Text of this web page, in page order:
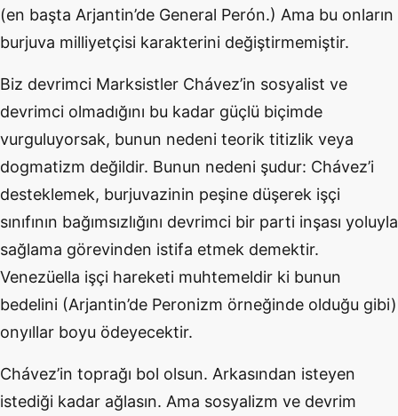
(en başta Arjantin’de General Perón.) Ama bu onların
burjuva milliyetçisi karakterini değiştirmemiştir.
Biz devrimci Marksistler Chávez’in sosyalist ve
devrimci olmadığını bu kadar güçlü biçimde
vurguluyorsak, bunun nedeni teorik titizlik veya
dogmatizm değildir. Bunun nedeni şudur: Chávez’i
desteklemek, burjuvazinin peşine düşerek işçi
sınıfının bağımsızlığını devrimci bir parti inşası yoluyla
sağlama görevinden istifa etmek demektir.
Venezüella işçi hareketi muhtemeldir ki bunun
bedelini (Arjantin’de Peronizm örneğinde olduğu gibi)
onyıllar boyu ödeyecektir.
Chávez’in toprağı bol olsun. Arkasından isteyen
istediği kadar ağlasın. Ama sosyalizm ve devrim